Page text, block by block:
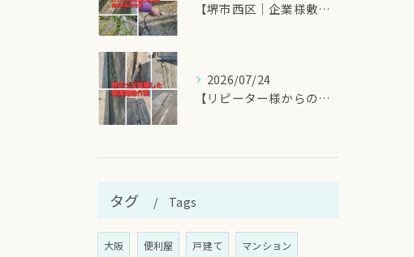
【堺市西区｜企業様敷地内の除草剤散布作業】
2026/07/24
【リピーター様からのご依頼！側溝掃除でスッキリ快適】
タグ Tags
大阪 便利屋 戸建て マンション